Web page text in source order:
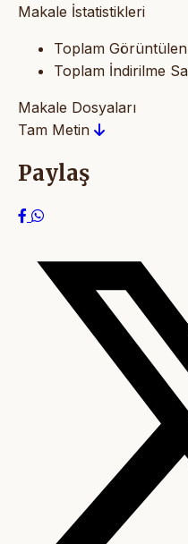
Makale İstatistikleri
Toplam
Toplam İndirilme
Makale Dosyaları
Tam Metin
Paylaş